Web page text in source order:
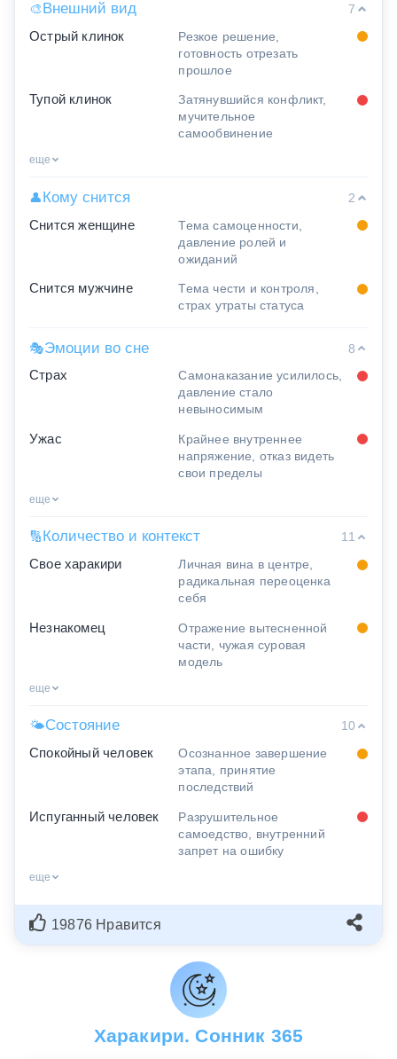
🎨Внешний вид
7
Острый клинок
Резкое решение,
готовность отрезать
прошлое
Тупой клинок
Затянувшийся конфликт,
мучительное
самообвинение
еще
👤Кому снится
2
Снится женщине
Тема самоценности,
давление ролей и
ожиданий
Снится мужчине
Тема чести и контроля,
страх утраты статуса
🎭Эмоции во сне
8
Страх
Самонаказание усилилось,
давление стало
невыносимым
Ужас
Крайнее внутреннее
напряжение, отказ видеть
свои пределы
еще
🔢 Количество и контекст
11
Свое харакири
Личная вина в центре,
радикальная переоценка
себя
Незнакомец
Отражение вытесненной
части, чужая суровая
модель
еще
🌤Состояние
10
Спокойный человек
Осознанное завершение
этапа, принятие
последствий
Испуганный человек
Разрушительное
самоедство, внутренний
запрет на ошибку
еще
19876 Нравится
Харакири. Сонник 365